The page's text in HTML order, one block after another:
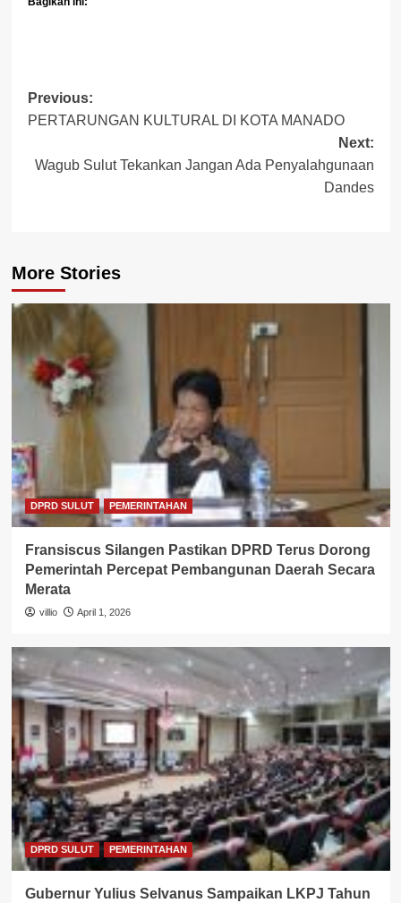
Post
navigation
Previous:
PERTARUNGAN KULTURAL DI KOTA MANADO
Next:
Wagub Sulut Tekankan Jangan Ada Penyalahgunaan
Dandes
More Stories
DPRD SULUT PEMERINTAHAN
Fransiscus Silangen Pastikan DPRD Terus Dorong
Pemerintah Percepat Pembangunan Daerah Secara
Merata
villio April 1, 2026
DPRD SULUT PEMERINTAHAN
Gubernur Yulius Selvanus Sampaikan LKPJ Tahun